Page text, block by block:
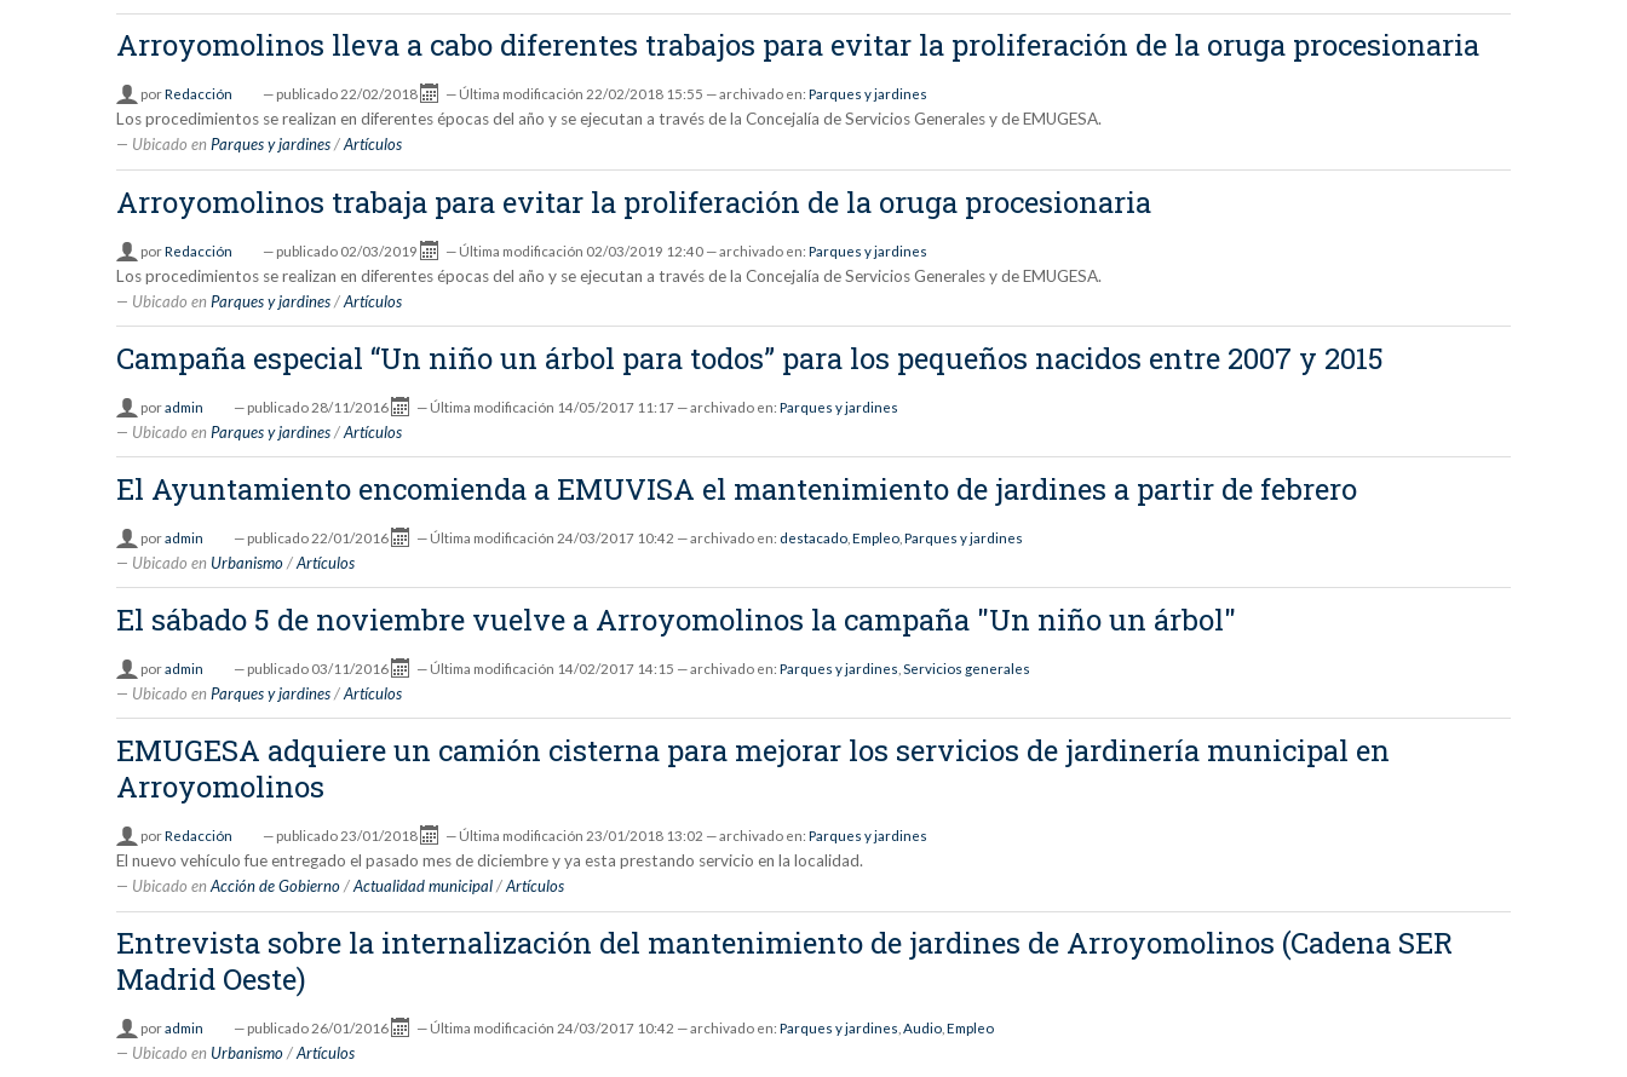
Arroyomolinos lleva a cabo diferentes trabajos para evitar la proliferación de la oruga procesionaria
porRedacción — publicado22/02/2018 — Última modificación 22/02/2018 15:55 — archivado en:Parques y jardines
Los procedimientos se realizan en diferentes épocas del año y se ejecutan a través de la Concejalía de Servicios Generales y de EMUGESA.
Ubicado en Parques y jardines /Artículos
Arroyomolinos trabaja para evitar la proliferación de la oruga procesionaria
porRedacción — publicado02/03/2019 — Última modificación 02/03/2019 12:40 — archivado en:Parques y jardines
Los procedimientos se realizan en diferentes épocas del año y se ejecutan a través de la Concejalía de Servicios Generales y de EMUGESA.
Ubicado en Parques y jardines /Artículos
Campaña especial “Un niño un árbol para todos” para los pequeños nacidos entre 2007 y 2015
poradmin — publicado28/11/2016 — Última modificación 14/05/2017 11:17 — archivado en:Parques y jardines
Ubicado en Parques y jardines /Artículos
El Ayuntamiento encomienda a EMUVISA el mantenimiento de jardines a partir de febrero
poradmin — publicado22/01/2016 — Última modificación 24/03/2017 10:42 — archivado en: destacado ,Empleo ,Parques y jardines
Ubicado en Urbanismo /Artículos
El sábado 5 de noviembre vuelve a Arroyomolinos la campaña "Un niño un árbol"
poradmin — publicado03/11/2016 — Última modificación 14/02/2017 14:15 — archivado en:Parques y jardines ,Servicios generales
Ubicado en Parques y jardines /Artículos
EMUGESA adquiere un camión cisterna para mejorar los servicios de jardinería municipal en
Arroyomolinos
porRedacción — publicado23/01/2018 — Última modificación 23/01/2018 13:02 — archivado en:Parques y jardines
El nuevo vehículo fue entregado el pasado mes de diciembre y ya esta prestando servicio en la localidad.
Ubicado en Acción de Gobierno /Actualidad municipal /Artículos
Entrevista sobre la internalización del mantenimiento de jardines de Arroyomolinos (Cadena SER
Madrid Oeste)
poradmin — publicado26/01/2016 — Última modificación 24/03/2017 10:42 — archivado en:Parques y jardines ,Audio ,Empleo
Ubicado en Urbanismo /Artículos